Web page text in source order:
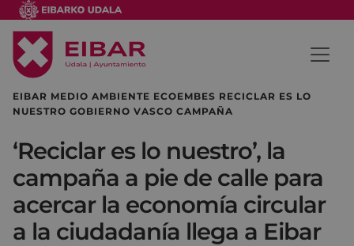
EIBAR MEDIO AMBIENTE ECOEMBES RECICLAR ES LO
NUESTRO GOBIERNO VASCO CAMPAÑA
‘Reciclar es lo nuestro’, la
campaña a pie de calle para
acercar la economía circular
a la ciudadanía llega a Eibar